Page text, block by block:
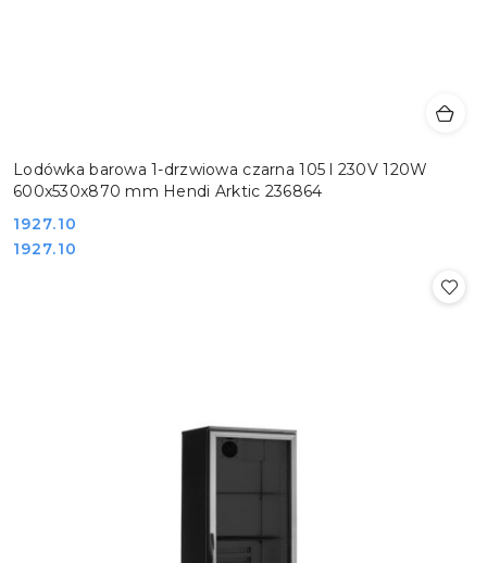
Lodówka barowa 1-drzwiowa czarna 105 l 230V 120W
600x530x870 mm Hendi Arktic 236864
Cena:
1927.10
Cena:
1927.10